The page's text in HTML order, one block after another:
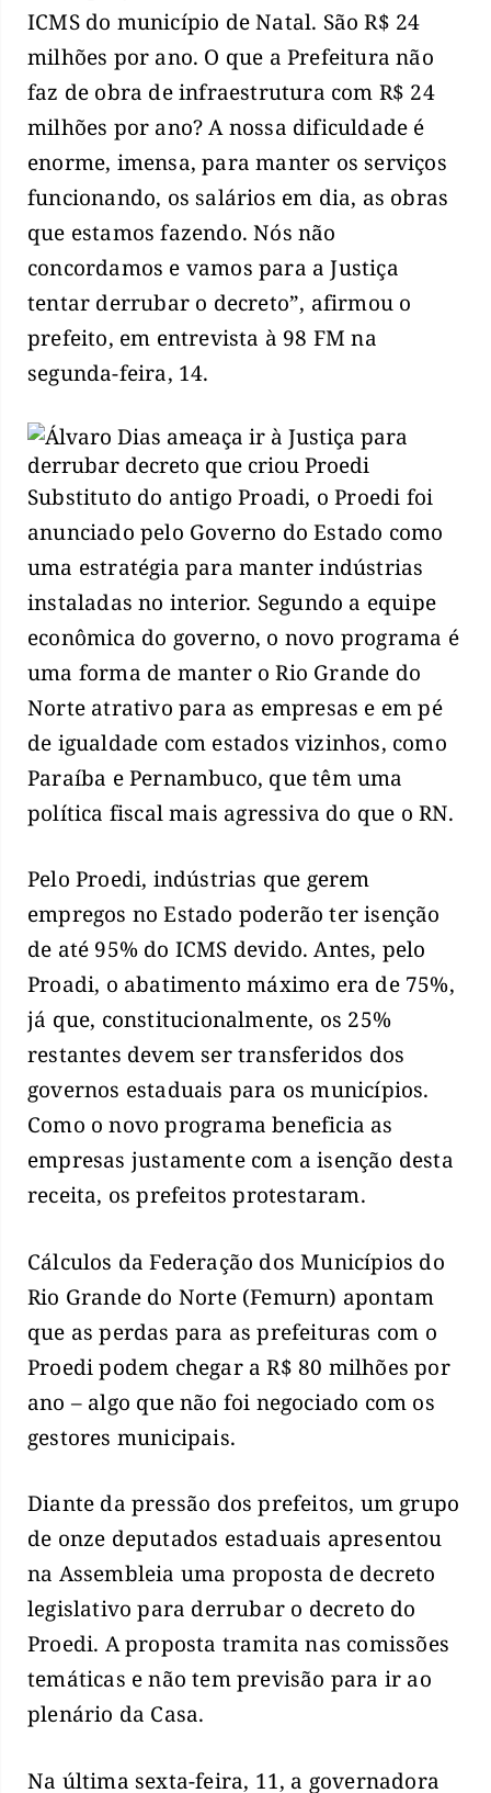
ICMS do município de Natal. São R$ 24
milhões por ano. O que a Prefeitura não
faz de obra de infraestrutura com R$ 24
milhões por ano? A nossa dificuldade é
enorme, imensa, para manter os serviços
funcionando, os salários em dia, as obras
que estamos fazendo. Nós não
concordamos e vamos para a Justiça
tentar derrubar o decreto”, afirmou o
prefeito, em entrevista à 98 FM na
segunda-feira, 14.
Substituto do antigo Proadi, o Proedi foi
anunciado pelo Governo do Estado como
uma estratégia para manter indústrias
instaladas no interior. Segundo a equipe
econômica do governo, o novo programa é
uma forma de manter o Rio Grande do
Norte atrativo para as empresas e em pé
de igualdade com estados vizinhos, como
Paraíba e Pernambuco, que têm uma
política fiscal mais agressiva do que o RN.
Pelo Proedi, indústrias que gerem
empregos no Estado poderão ter isenção
de até 95% do ICMS devido. Antes, pelo
Proadi, o abatimento máximo era de 75%,
já que, constitucionalmente, os 25%
restantes devem ser transferidos dos
governos estaduais para os municípios.
Como o novo programa beneficia as
empresas justamente com a isenção desta
receita, os prefeitos protestaram.
Cálculos da Federação dos Municípios do
Rio Grande do Norte (Femurn) apontam
que as perdas para as prefeituras com o
Proedi podem chegar a R$ 80 milhões por
ano – algo que não foi negociado com os
gestores municipais.
Diante da pressão dos prefeitos, um grupo
de onze deputados estaduais apresentou
na Assembleia uma proposta de decreto
legislativo para derrubar o decreto do
Proedi. A proposta tramita nas comissões
temáticas e não tem previsão para ir ao
plenário da Casa.
Na última sexta-feira, 11, a governadora